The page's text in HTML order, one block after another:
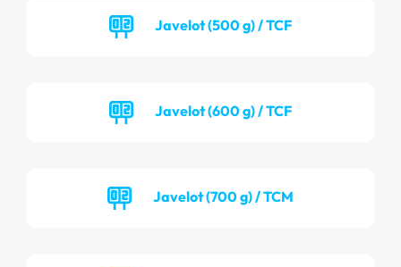
Javelot (500 g) / TCF
Javelot (600 g) / TCF
Javelot (700 g) / TCM